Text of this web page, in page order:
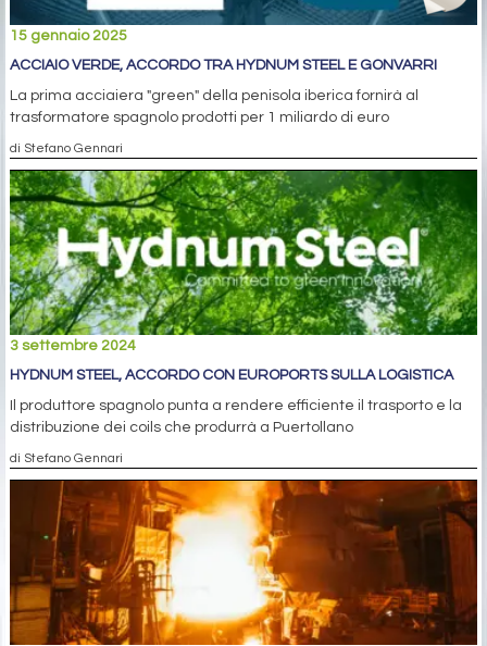
15 gennaio 2025
ACCIAIO VERDE, ACCORDO TRA HYDNUM STEEL E GONVARRI
La prima acciaiera "green" della penisola iberica fornirà al
trasformatore spagnolo prodotti per 1 miliardo di euro
di Stefano Gennari
3 settembre 2024
HYDNUM STEEL, ACCORDO CON EUROPORTS SULLA LOGISTICA
Il produttore spagnolo punta a rendere efficiente il trasporto e la
distribuzione dei coils che produrrà a Puertollano
di Stefano Gennari